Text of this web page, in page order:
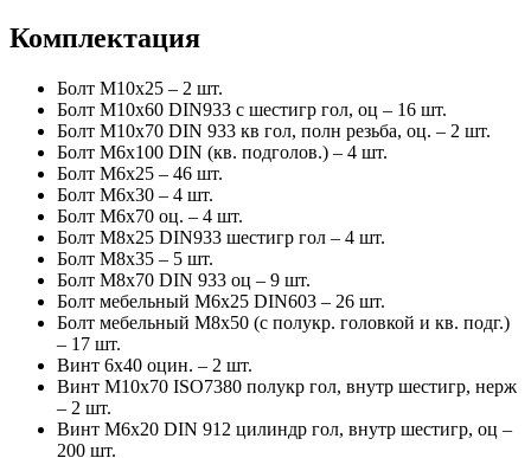
Комплектация
Болт М10х25 – 2 шт.
Болт М10х60 DIN933 с шестигр гол, оц – 16 шт.
Болт М10х70 DIN 933 кв гол, полн резьба, оц. – 2 шт.
Болт М6х100 DIN (кв. подголов.) – 4 шт.
Болт М6х25 – 46 шт.
Болт М6х30 – 4 шт.
Болт М6х70 оц. – 4 шт.
Болт М8х25 DIN933 шестигр гол – 4 шт.
Болт М8х35 – 5 шт.
Болт М8х70 DIN 933 оц – 9 шт.
Болт мебельный М6х25 DIN603 – 26 шт.
Болт мебельный М8х50 (с полукр. головкой и кв. подг.)
– 17 шт.
Винт 6х40 оцин. – 2 шт.
Винт М10х70 ISO7380 полукр гол, внутр шестигр, нерж
– 2 шт.
Винт М6х20 DIN 912 цилиндр гол, внутр шестигр, оц –
200 шт.